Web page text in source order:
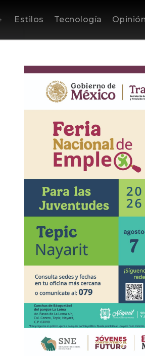
Estilos Tecnología Opinión